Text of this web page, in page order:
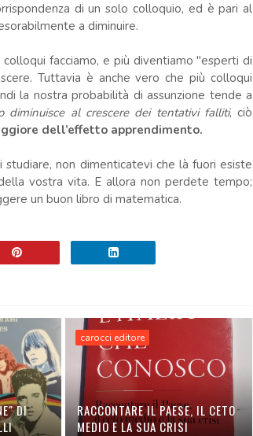
di un solo colloquio, ed è pari al
a diminuire.
colloqui facciamo, e più diventiamo "esperti di
Tuttavia è anche vero che più colloqui
la nostra probabilità di assunzione tende a
diminuisce al crescere dei tentativi falliti, ciò
dell’effetto apprendimento.
non dimenticatevi che là fuori esiste
vostra vita. E allora non perdete tempo;
un buon libro di matematica.
DI
carocci editore
RACCONTARE IL PAESE, IL CETO
MEDIO E LA SUA CRISI